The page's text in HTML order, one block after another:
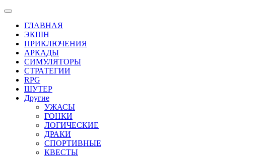
ГЛАВНАЯ
ЭКШН
ПРИКЛЮЧЕНИЯ
АРКАДЫ
СИМУЛЯТОРЫ
СТРАТЕГИИ
RPG
ШУТЕР
Другие
УЖАСЫ
ГОНКИ
ЛОГИЧЕСКИЕ
ДРАКИ
СПОРТИВНЫЕ
КВЕСТЫ